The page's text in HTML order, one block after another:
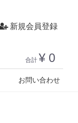
新規会員登録
お問い合わせ
合計 ¥ 0